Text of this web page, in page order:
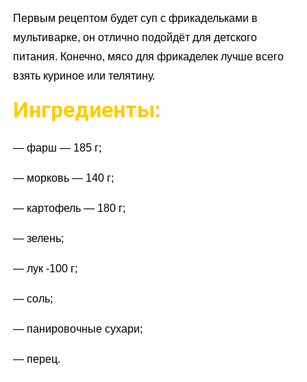
Первым рецептом будет суп с фрикадельками в
мультиварке, он отлично подойдёт для детского
питания. Конечно, мясо для фрикаделек лучше всего
взять куриное или телятину.
Ингредиенты:
— фарш — 185 г;
— морковь — 140 г;
— картофель — 180 г;
— зелень;
— лук -100 г;
— соль;
— панировочные сухари;
— перец.